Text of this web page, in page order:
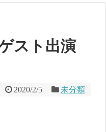
スト出演
2020/2/5 未分類